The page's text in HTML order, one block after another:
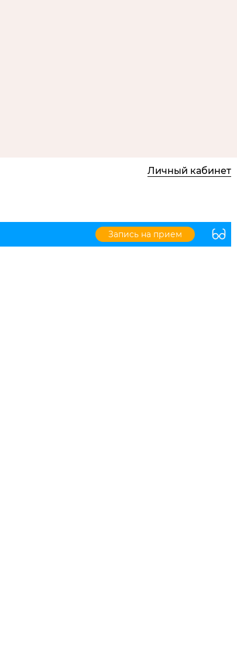
Личный кабинет
Запись на прием